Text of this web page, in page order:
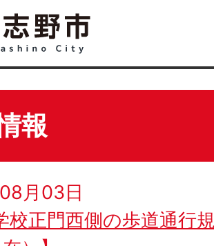
報
月03日
校正門西側の歩道通行